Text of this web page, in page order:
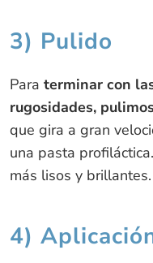
3) Pulido
Para terminar con
rugosidades,
que gira a gran
una pasta
más lisos y brillantes.
4)